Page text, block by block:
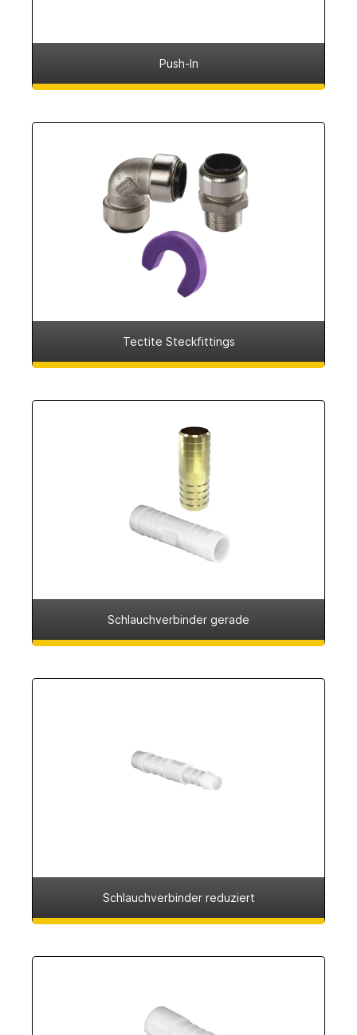
Push-In
Tectite Steckfittings
Schlauchverbinder gerade
Schlauchverbinder reduziert